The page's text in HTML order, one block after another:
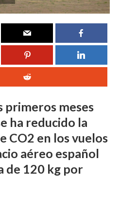
primeros meses
ha reducido la
CO2 en los vuelos
aéreo español
de 120 kg por